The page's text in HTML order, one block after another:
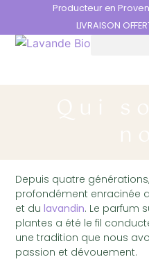
Producteur en
LIVRAISON
Depuis quatre
profondément enracinée
et du lavandin. Le parfum
plantes a été le fil
une tradition que nous
passion et dévouement.
Panneau de gestion des